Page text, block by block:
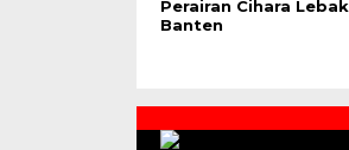
Perairan Cihara Lebak
Banten